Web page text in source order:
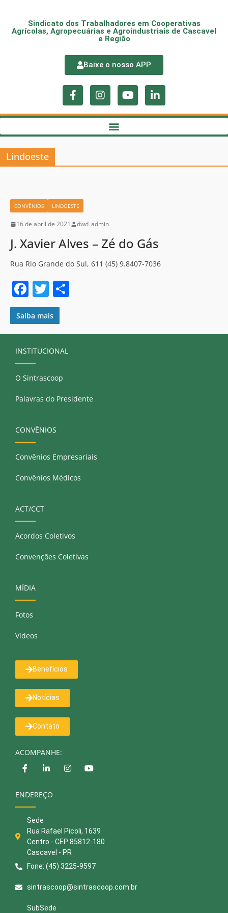
Sindicato dos Trabalhadores em Cooperativas
Agrícolas, Agropecuárias e Agroindustriais de Cascavel
e Região
Baixe o nosso APP
Lindoeste
CONVÊNIOS LINDOESTE
16 de abril de 2021 dwd_admin
J. Xavier Alves – Zé do Gás
Rua Rio Grande do Sul, 611 (45) 9.8407-7036
F
a
c
e
b
o
o
k
T
w
itt
er e
Saiba mais
INSTITUCIONAL
O Sintrascoop
Palavras do Presidente
CONVÊNIOS
Convênios Empresariais
Convênios Médicos
ACT/CCT
Acordos Coletivos
Convenções Coletivas
MÍDIA
Fotos
Vídeos
Benefícios
Notícias
Contato
ACOMPANHE:
ENDEREÇO
Sede
Rua Rafael Picoli, 1639
Centro - CEP 85812-180
Cascavel - PR
Fone: (45) 3225-9597
sintrascoop@sintrascoop.com.br
SubSede